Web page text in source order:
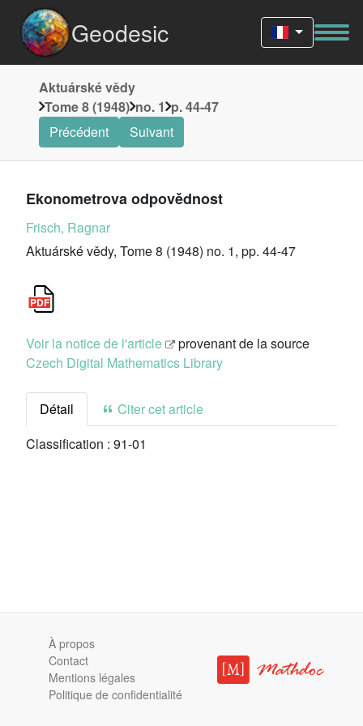
Geodesic
Aktuárské vědy
Tome 8 (1948) no. 1 p. 44-47
Précédent
Suivant
Ekonometrova odpovědnost
Frisch, Ragnar
Aktuárské vědy, Tome 8 (1948) no. 1, pp. 44-47
Voir la notice de l'article
provenant de la source
Czech Digital Mathematics Library
Détail
Citer cet article
Classification : 91-01
À propos
Contact
Mentions légales
Politique de confidentialité